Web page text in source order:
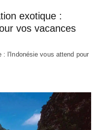
exotique :
vos vacances
l'Indonésie vous attend pour